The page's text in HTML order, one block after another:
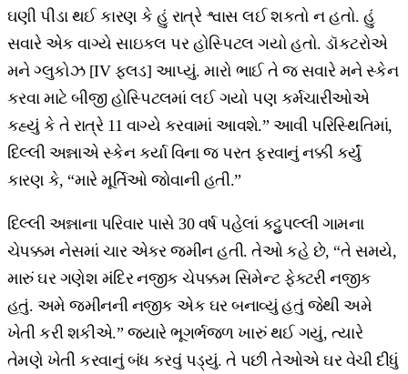
ઘણી પીડા થઈ કારણ કે હું રાત્રે શ્વાસ લઈ શકતો ન હતો. હું
સવારે એક વાગ્યે સાઇકલ પર હોસ્પિટલ ગયો હતો. ડૉકટરોએ
મને ગ્લુકોઝ [IV ફ્લડ] આપ્યું. મારો ભાઈ તે જ સવારે મને સ્કેન
કરવા માટે બીજી હોસ્પિટલમાં લઈ ગયો પણ કર્મચારીઓએ
કહ્યું કે તે રાત્રે 11 વાગ્યે કરવામાં આવશે.” આવી પરિસ્થિતિમાં,
દિલ્લી અન્નાએ સ્કેન કર્યા વિના જ પરત ફરવાનું નક્કી કર્યું
કારણ કે, “મારે મૂર્તિઓ જોવાની હતી.”
દિલ્લી અન્નાના પરિવાર પાસે 30 વર્ષ પહેલાં કટ્ટુપલ્લી ગામના
ચેપક્કમ નેસમાં ચાર એકર જમીન હતી. તેઓ કહે છે, “તે સમયે,
મારું ઘર ગણેશ મંદિર નજીક ચેપક્કમ સિમેન્ટ ફેક્ટરી નજીક
હતું. અમે જમીનની નજીક એક ઘર બનાવ્યું હતું જેથી અમે
ખેતી કરી શકીએ.” જ્યારે ભૂગર્ભજળ ખારું થઈ ગયું, ત્યારે
તેમણે ખેતી કરવાનું બંધ કરવું પડ્યું. તે પછી તેઓએ ઘર વેચી દીધું